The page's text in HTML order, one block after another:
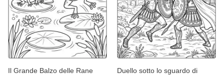
Il Grande Balzo delle Rane
Duello sotto lo sguardo di